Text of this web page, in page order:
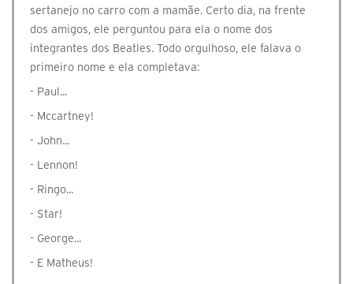
sertanejo no carro com a mamãe. Certo dia, na frente
dos amigos, ele perguntou para ela o nome dos
integrantes dos Beatles. Todo orgulhoso, ele falava o
primeiro nome e ela completava:
- Paul...
- Mccartney!
- John...
- Lennon!
- Ringo...
- Star!
- George...
- E Matheus!